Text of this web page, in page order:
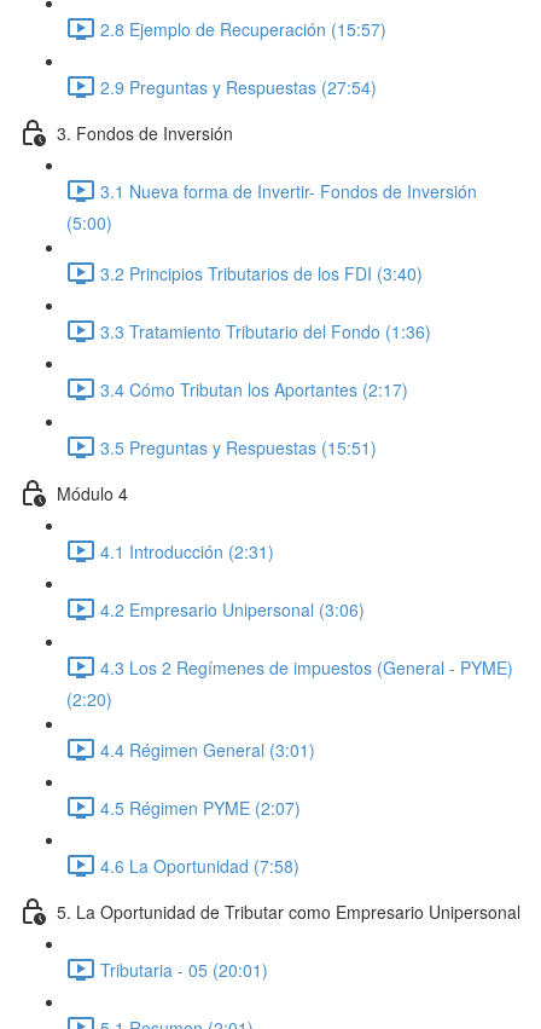
2.8 Ejemplo de Recuperación (15:57)
2.9 Preguntas y Respuestas (27:54)
3. Fondos de Inversión
3.1 Nueva forma de Invertir- Fondos de Inversión
(5:00)
3.2 Principios Tributarios de los FDI (3:40)
3.3 Tratamiento Tributario del Fondo (1:36)
3.4 Cómo Tributan los Aportantes (2:17)
3.5 Preguntas y Respuestas (15:51)
Módulo 4
4.1 Introducción (2:31)
4.2 Empresario Unipersonal (3:06)
4.3 Los 2 Regímenes de impuestos (General - PYME)
(2:20)
4.4 Régimen General (3:01)
4.5 Régimen PYME (2:07)
4.6 La Oportunidad (7:58)
5. La Oportunidad de Tributar como Empresario Unipersonal
Tributaria - 05 (20:01)